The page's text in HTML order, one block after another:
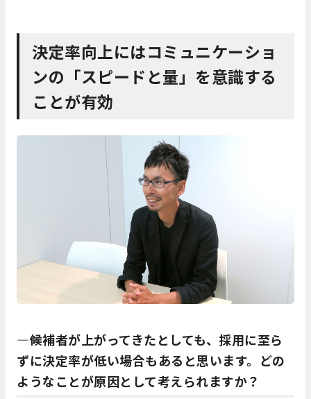
決定率向上にはコミュニケーショ
ンの「スピードと量」を意識する
ことが有効
―候補者が上がってきたとしても、採用に至ら
ずに決定率が低い場合もあると思います。どの
ようなことが原因として考えられますか？